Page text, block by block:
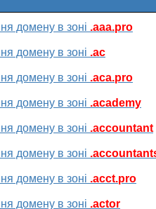
домену в зоні .aaa.pro
домену в зоні .ac
домену в зоні .aca.pro
домену в зоні .academy
домену в зоні .accountant
домену в зоні
домену в зоні .acct.pro
домену в зоні .actor